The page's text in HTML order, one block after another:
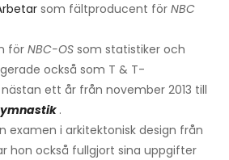
som fältproducent för NBC
för NBC-OS som statistiker och
också som T & T-
ett år från november 2013 till
.
examen i arkitektonisk design från
hon också fullgjort sina uppgifter